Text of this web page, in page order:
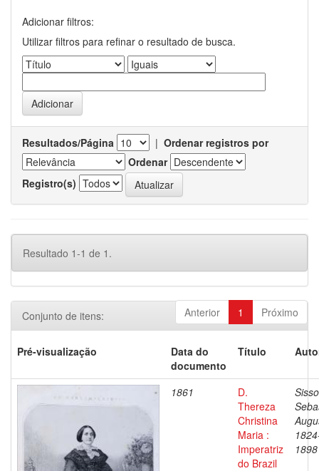
Adicionar filtros:
Utilizar filtros para refinar o resultado de busca.
Resultados/Página | Ordenar registros por
Ordenar
Registro(s)
Resultado 1-1 de 1.
Anterior 1 Próximo
Conjunto de itens:
Pré-visualização
Data do
documento
Título
1861
D.
Thereza
Christina
Maria :
Imperatriz
do Brazil
1898